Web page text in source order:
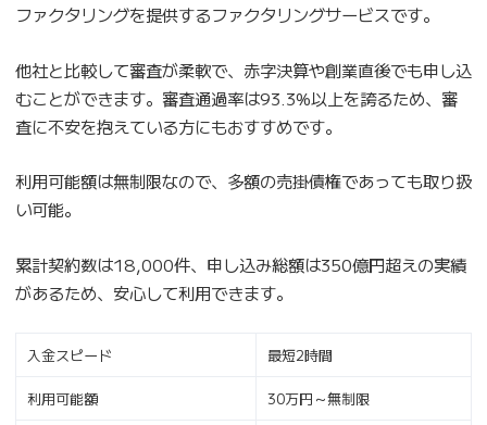
ファクタリングを提供するファクタリングサービスです。
他社と比較して審査が柔軟で、赤字決算や創業直後でも申し込
むことができます。審査通過率は93.3%以上を誇るため、審
査に不安を抱えている方にもおすすめです。
利用可能額は無制限なので、多額の売掛債権であっても取り扱
い可能。
累計契約数は18,000件、申し込み総額は350億円超えの実績
があるため、安心して利用できます。
入金スピード 最短2時間
利用可能額 30万円～無制限